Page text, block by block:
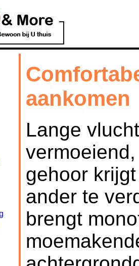
aankomen
Lange
gehoor
ander te
brengt